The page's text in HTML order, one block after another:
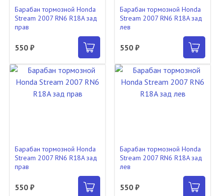
Барабан тормозной Honda
Stream 2007 RN6 R18A зад
прав
550 ₽
Барабан тормозной Honda
Stream 2007 RN6 R18A зад
лев
550 ₽
Барабан тормозной Honda
Stream 2007 RN6 R18A зад
прав
550 ₽
Барабан тормозной Honda
Stream 2007 RN6 R18A зад
лев
550 ₽